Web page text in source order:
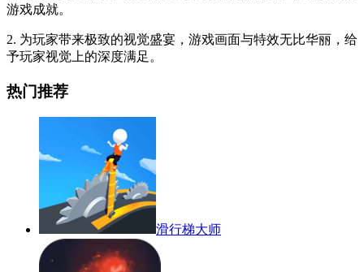
游戏成就。
2. 为玩家带来极致的视觉盛宴，游戏画面与特效无比华丽，给
予玩家视觉上的深度满足。
热门推荐
滑行梯大师